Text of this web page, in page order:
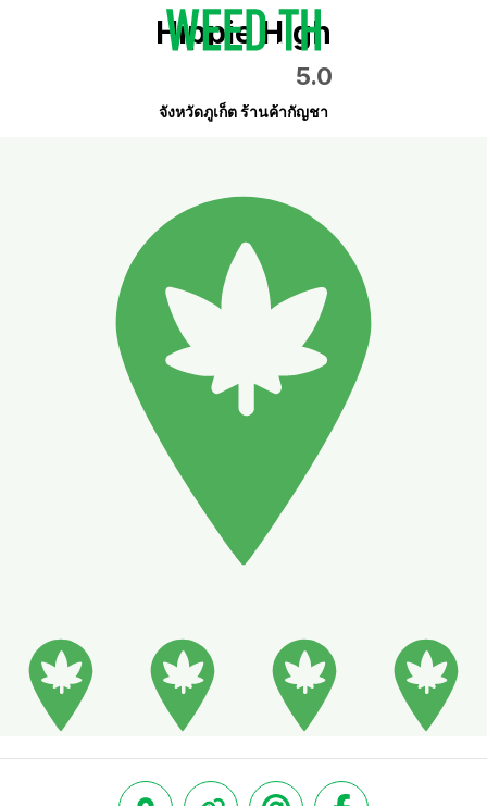
Hippie High
5.0
จังหวัดภูเก็ต ร้านค้ากัญชา